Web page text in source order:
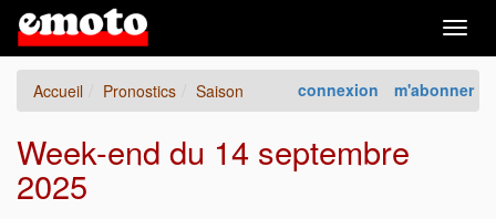
connexion m'abonner
Accueil Pronostics Saison
Week-end du 14 septembre
2025